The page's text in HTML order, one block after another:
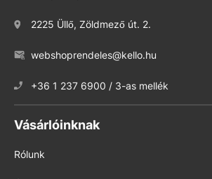
2225 Üllő, Zöldmező út. 2.
webshoprendeles@kello.hu
+36 1 237 6900 / 3-as mellék
Vásárlóinknak
Rólunk